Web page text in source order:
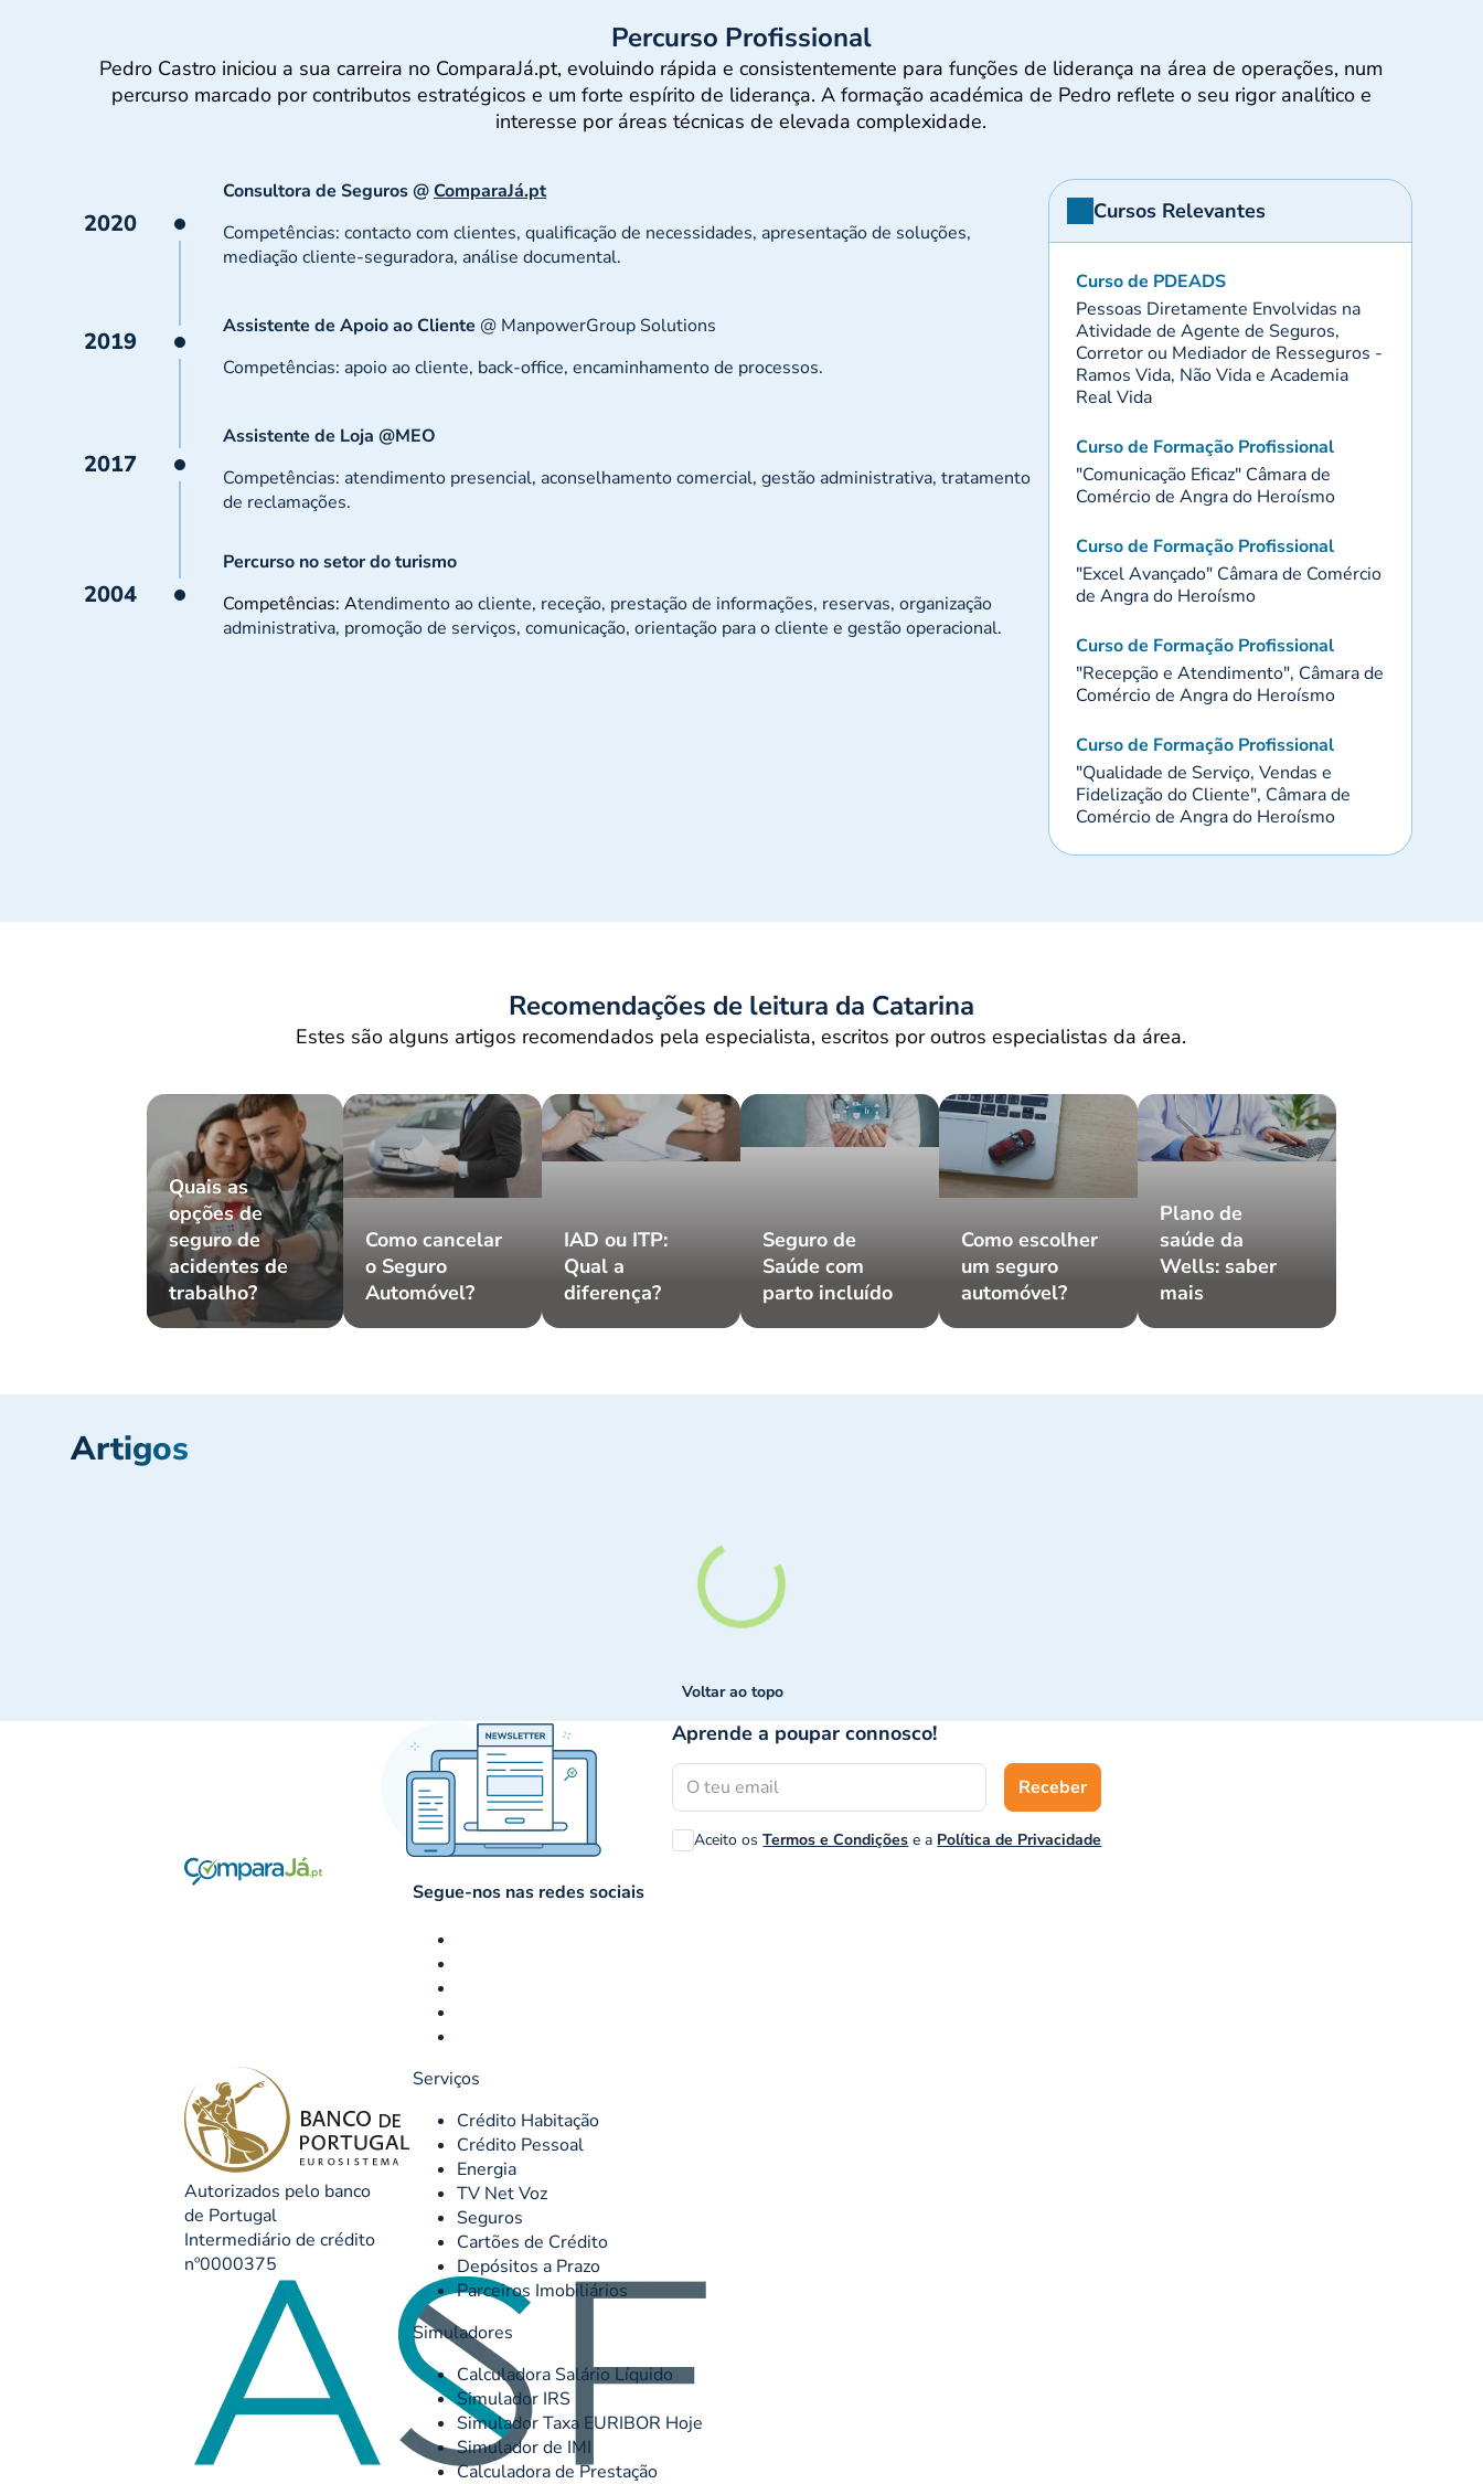
Percurso Profissional
Pedro Castro iniciou a sua carreira no ComparaJá.pt, evoluindo rápida e consistentemente para funções de liderança na área de operações, num
percurso marcado por contributos estratégicos e um forte espírito de liderança. A formação académica de Pedro reflete o seu rigor analítico e
interesse por áreas técnicas de elevada complexidade.
2020
Consultora de Seguros @ComparaJá.pt
Competências: contacto com clientes, qualificação de necessidades, apresentação de soluções,
mediação cliente-seguradora, análise documental.
2019
Assistente de Apoio ao Cliente @ ManpowerGroup Solutions
Competências: apoio ao cliente, back-office, encaminhamento de processos.
2017
Assistente de Loja @MEO
Competências: atendimento presencial, aconselhamento comercial, gestão administrativa, tratamento
de reclamações.
2004
Percurso no setor do turismo
Competências: Atendimento ao cliente, receção, prestação de informações, reservas, organização
administrativa, promoção de serviços, comunicação, orientação para o cliente e gestão operacional.
Cursos Relevantes
Curso de PDEADS
Pessoas Diretamente Envolvidas na
Atividade de Agente de Seguros,
Corretor ou Mediador de Resseguros -
Ramos Vida, Não Vida e Academia
Real Vida
Curso de Formação Profissional
"Comunicação Eficaz" Câmara de
Comércio de Angra do Heroísmo
Curso de Formação Profissional
"Excel Avançado" Câmara de Comércio
de Angra do Heroísmo
Curso de Formação Profissional
"Recepção e Atendimento", Câmara de
Comércio de Angra do Heroísmo
Curso de Formação Profissional
"Qualidade de Serviço, Vendas e
Fidelização do Cliente", Câmara de
Comércio de Angra do Heroísmo
Recomendações de leitura da Catarina
Estes são alguns artigos recomendados pela especialista, escritos por outros especialistas da área.
Quais as
opções de
seguro de
acidentes de
trabalho?
Como cancelar
o Seguro
Automóvel?
IAD ou ITP:
Qual a
diferença?
Seguro de
Saúde com
parto incluído
Como escolher
um seguro
automóvel?
Plano de
saúde da
Wells: saber
mais
Artigos
Voltar ao topo
Aprende a poupar connosco!
Aceito osTermos e Condições e a Política de Privacidade
Receber
Segue-nos nas redes sociais
Autorizados pelo banco
de Portugal
Intermediário de crédito
nº0000375
Serviços
Crédito Habitação
Crédito Pessoal
Energia
TV Net Voz
Seguros
Cartões de Crédito
Depósitos a Prazo
Parceiros Imobiliários
Simuladores
Calculadora Salário Líquido
Simulador IRS
Simulador Taxa EURIBOR Hoje
Simulador de IMI
Calculadora de Prestação